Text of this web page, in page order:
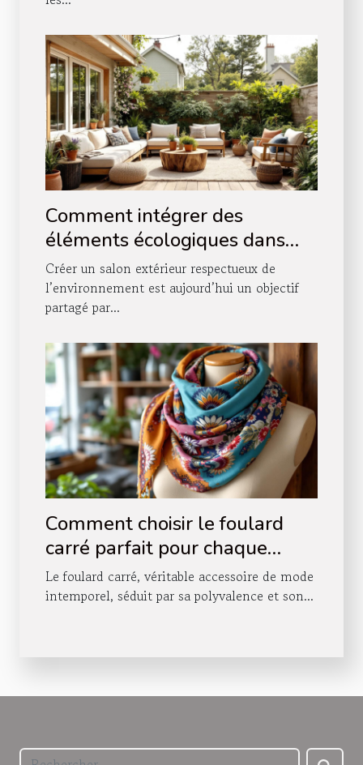
Comment intégrer des
éléments écologiques dans
votre salon extérieur ?
Créer un salon extérieur respectueux de
l’environnement est aujourd’hui un objectif
partagé par...
Comment choisir le foulard
carré parfait pour chaque
occasion ?
Le foulard carré, véritable accessoire de mode
intemporel, séduit par sa polyvalence et son...